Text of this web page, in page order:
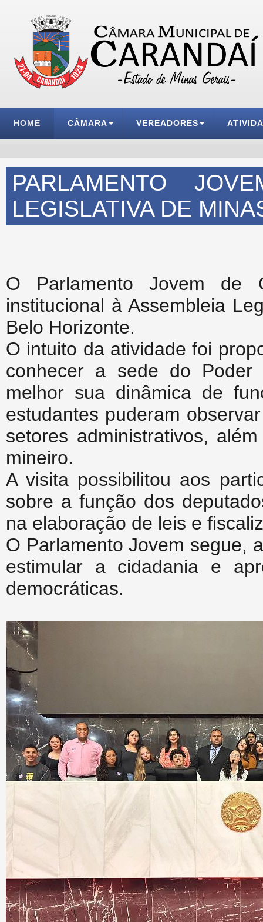
HOME CÂMARA VEREADORES
PARLAMENTO
LEGISLATIVA DE
O Parlamento Jovem de
institucional à Assembleia
Belo Horizonte.
O intuito da atividade foi
conhecer a sede do Poder
melhor sua dinâmica de
estudantes puderam
setores administrativos,
mineiro.
A visita possibilitou aos
sobre a função dos
na elaboração de leis e
O Parlamento Jovem segue,
estimular a cidadania e
democráticas.